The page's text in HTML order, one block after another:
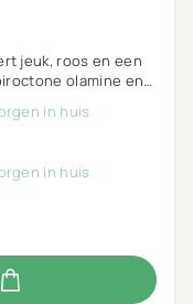
jeuk, roos en een
olamine en
in huis
in huis